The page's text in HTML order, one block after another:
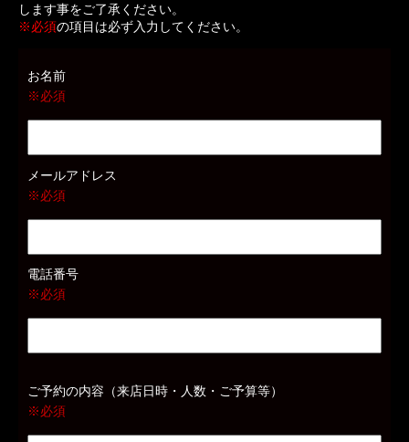
します事をご了承ください。
※必須の項目は必ず入力してください。
お名前
※必須
メールアドレス
※必須
電話番号
※必須
ご予約の内容（来店日時・人数・ご予算等）
※必須